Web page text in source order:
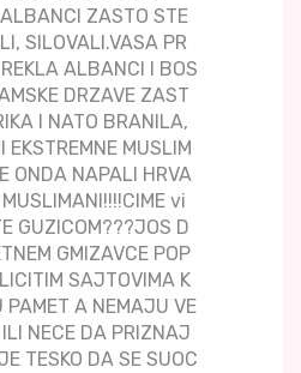
ZASTO STE
SILOVALI.VASA PR
ALBANCI I BOS
DRZAVE ZAST
I NATO BRANILA,
EKSTREMNE MUSLIM
ONDA NAPALI HRVA
vi
GUZICOM???JOS D
GMIZAVCE POP
SAJTOVIMA K
PAMET A NEMAJU VE
NECE DA PRIZNAJ
TESKO DA SE SUOC